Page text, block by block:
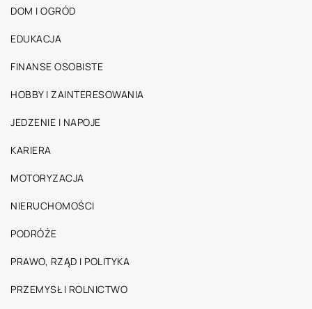
DOM I OGRÓD
EDUKACJA
FINANSE OSOBISTE
HOBBY I ZAINTERESOWANIA
JEDZENIE I NAPOJE
KARIERA
MOTORYZACJA
NIERUCHOMOŚCI
PODRÓŻE
PRAWO, RZĄD I POLITYKA
PRZEMYSŁ I ROLNICTWO